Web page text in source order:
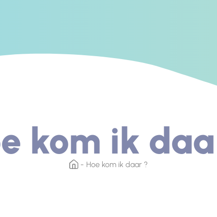
kom ik
Hoe kom ik daar ?